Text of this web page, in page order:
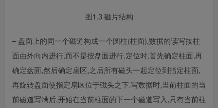
图1.3 磁片结构
– 盘面上的同一个磁道构成一个圆柱(柱面),数据的读写按柱
面由外向内进行,而不是按盘面进行,定位时,首先确定柱面,再
确定盘面,然后确定扇区,之后所有磁头一起定位到指定柱面,
再旋转盘面使指定扇区位于磁头之下.写数据时,当前柱面的当
前磁道写满后,开始在当前柱面的下一个磁道写入,只有当前柱